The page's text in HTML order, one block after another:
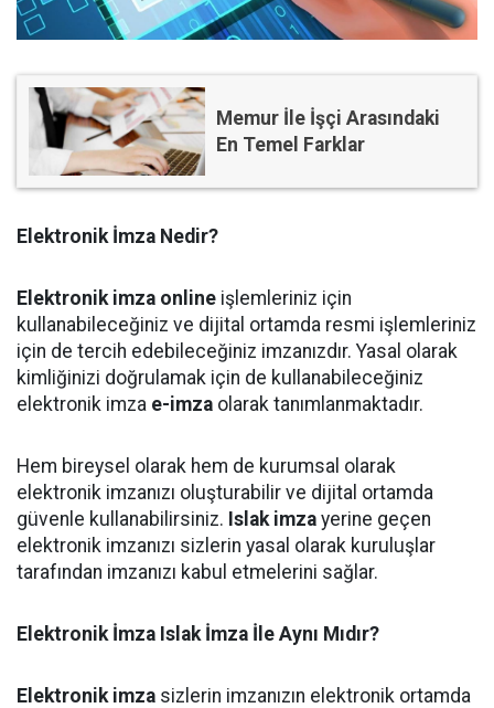
Memur İle İşçi Arasındaki
En Temel Farklar
Elektronik İmza Nedir?
Elektronik imza online işlemleriniz için
kullanabileceğiniz ve dijital ortamda resmi işlemleriniz
için de tercih edebileceğiniz imzanızdır. Yasal olarak
kimliğinizi doğrulamak için de kullanabileceğiniz
elektronik imza e-imza olarak tanımlanmaktadır.
Hem bireysel olarak hem de kurumsal olarak
elektronik imzanızı oluşturabilir ve dijital ortamda
güvenle kullanabilirsiniz. Islak imza yerine geçen
elektronik imzanızı sizlerin yasal olarak kuruluşlar
tarafından imzanızı kabul etmelerini sağlar.
Elektronik İmza Islak İmza İle Aynı Mıdır?
Elektronik imza sizlerin imzanızın elektronik ortamda